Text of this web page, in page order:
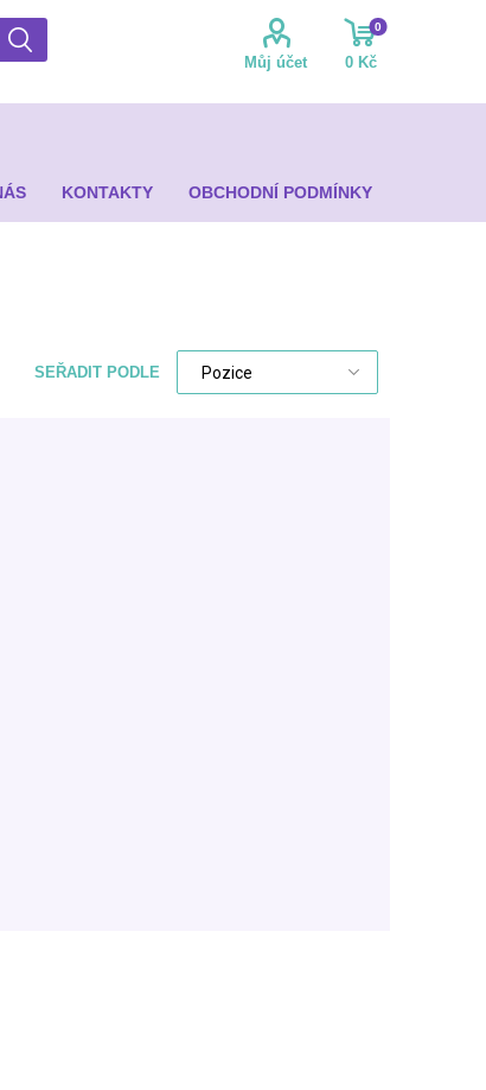
Můj účet
0
0 Kč
KONTAKTY OBCHODNÍ PODMÍNKY
SEŘADIT PODLE